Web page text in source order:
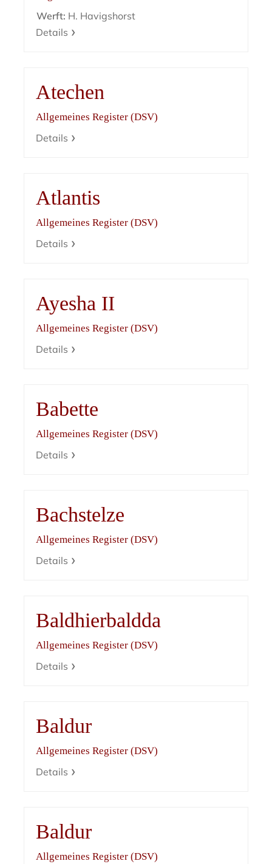
Werft: H. Havigshorst
Details
Atechen
Allgemeines Register (DSV)
Details
Atlantis
Allgemeines Register (DSV)
Details
Ayesha II
Allgemeines Register (DSV)
Details
Babette
Allgemeines Register (DSV)
Details
Bachstelze
Allgemeines Register (DSV)
Details
Baldhierbaldda
Allgemeines Register (DSV)
Details
Baldur
Allgemeines Register (DSV)
Details
Baldur
Allgemeines Register (DSV)